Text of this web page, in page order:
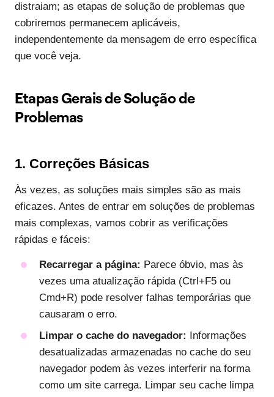
distraiam; as etapas de solução de problemas que
cobriremos permanecem aplicáveis,
independentemente da mensagem de erro específica
que você veja.
Etapas Gerais de Solução de
Problemas
1. Correções Básicas
Às vezes, as soluções mais simples são as mais
eficazes. Antes de entrar em soluções de problemas
mais complexas, vamos cobrir as verificações
rápidas e fáceis:
Recarregar a página: Parece óbvio, mas às
vezes uma atualização rápida (Ctrl+F5 ou
Cmd+R) pode resolver falhas temporárias que
causaram o erro.
Limpar o cache do navegador:
Informações
desatualizadas armazenadas no cache do seu
navegador podem às vezes interferir na forma
como um site carrega. Limpar seu cache limpa